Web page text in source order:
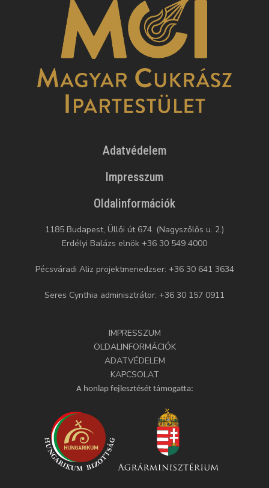
Adatvédelem
Impresszum
Oldalinformációk
1185 Budapest, Üllői út 674. (Nagyszőlős u. 2.)
Erdélyi Balázs elnök +36 30 549 4000
Pécsváradi Aliz projektmenedzser: +36 30 641 3634
Seres Cynthia adminisztrátor: +36 30 157 0911
IMPRESSZUM
OLDALINFORMÁCIÓK
ADATVÉDELEM
KAPCSOLAT
A honlap fejlesztését támogatta: